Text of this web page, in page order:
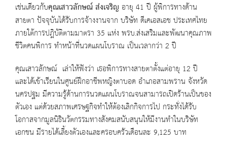
เช่นเดียวกับคุณเสาวลักษณ์ ส่งเจริญ อายุ 41 ปี ผู้พิการทางด้าน
สายตา ปัจจุบันได้รับการจ้างงานจาก บริษัท ดีเคเอสเอช ประเทศไทย
ภายใต้การปฎิบัติตามมาตรา 35 แห่ง พรบ.ส่งเสริมและพัฒนาคุณภาพ
ชีวิตคนพิการ ทำหน้าที่นวดแผนโบราณ เป็นเวลากว่า 2 ปี
คุณเสาวลักษณ์ เล่าให้ฟังว่า เธอพิการทางสายตาตั้งแต่อายุ 12 ปี
และได้เข้าเรียนในศูนย์ฝึกอาชีพหญิงตาบอด อำเภอสามพราน จังหวัด
นครปฐม มีความรู้ด้านการนวดแผนโบราณจนสามารถเปิดร้านเป็นของ
ตัวเอง แต่ด้วยสภาพเศรษฐกิจทำให้ต้องเลิกกิจการไป กระทั่งได้รับ
โอกาสจากมูลนิธินวัตกรรมทางสังคมสนับสนุนให้มีงานทำในบริษัท
เอกชน มีรายได้เลี้ยงตัวเองและครอบครัวเดือนละ 9,125 บาท